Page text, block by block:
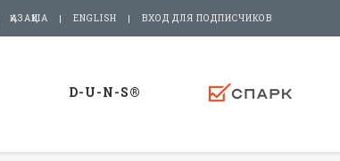
ҚАЗАҚША ENGLISH ВХОД ДЛЯ ПОДПИСЧИКОВ
D-U-N-S®